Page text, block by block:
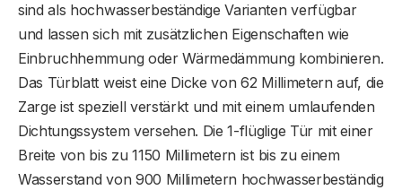
sind als hochwasserbeständige Varianten verfügbar
und lassen sich mit zusätzlichen Eigenschaften wie
Einbruchhemmung oder Wärmedämmung kombinieren.
Das Türblatt weist eine Dicke von 62 Millimetern auf, die
Zarge ist speziell verstärkt und mit einem umlaufenden
Dichtungssystem versehen. Die 1-flüglige Tür mit einer
Breite von bis zu 1150 Millimetern ist bis zu einem
Wasserstand von 900 Millimetern hochwasserbeständig